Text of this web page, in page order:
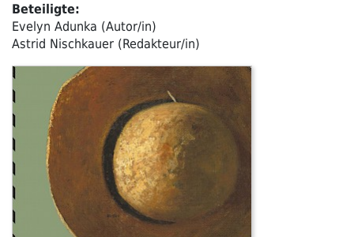
Beteiligte:
Evelyn Adunka (Autor/in)
Astrid Nischkauer (Redakteur/in)